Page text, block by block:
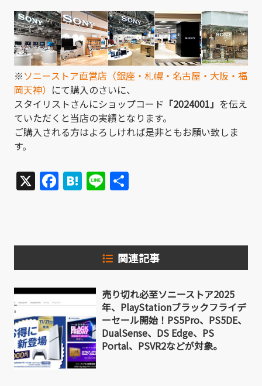
※ソニーストア直営店（銀座・札幌・名古屋・大阪・福
岡天神） にて購入のさいに、
スタイリストさんにショップコード 「2024001」 を伝え
ていただくと当店の実績となります。
ご購入される方はよろしければ是非ともお願い致しま
す。
X Facebook
Hatena
Line
関連記事
売り切れ必至ソニーストア2025
年、PlayStationブラックフライデ
ーセール開始！PS5Pro、PS5DE、
DualSense、DS Edge、PS
Portal、PSVR2などが対象。